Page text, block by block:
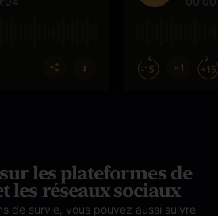
les plateformes de
les réseaux sociaux
de survie, vous pouvez aussi suivre